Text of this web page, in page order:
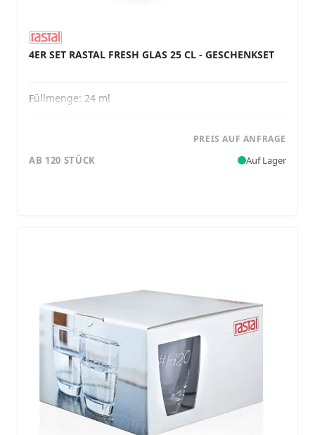
4ER SET RASTAL FRESH GLAS 25 CL - GESCHENKSET
Füllmenge: 24 ml
PREIS AUF ANFRAGE
AB 120 STÜCK Auf Lager